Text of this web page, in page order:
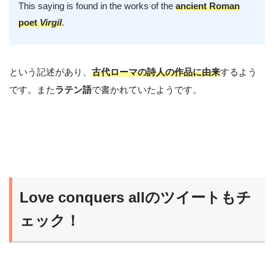
This saying is found in the works of theancient Roman
poetVirgil.
という記述があり、 古代ローマの詩人の作品に由来するよう
です。またラテン語で書かれていたようです。
Love conquers allのツイートもチ
ェック！